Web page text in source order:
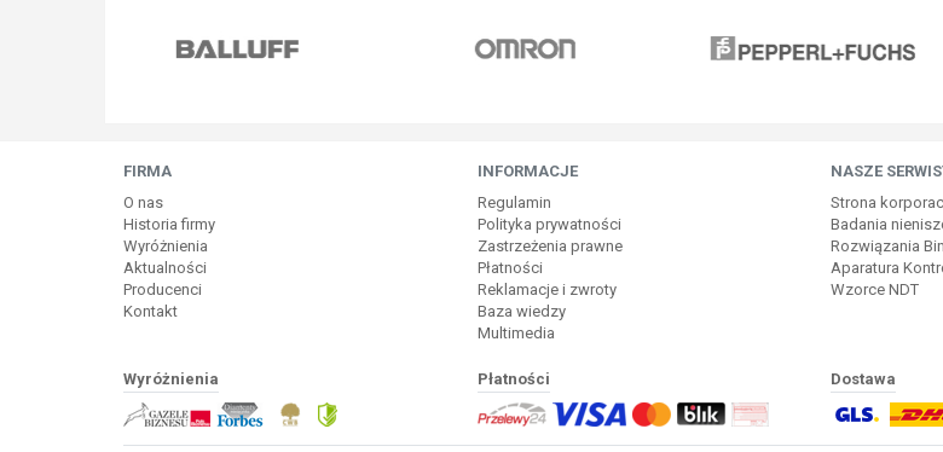
FIRMA
O nas
Historia firmy
Wyróżnienia
Aktualności
Producenci
Kontakt
INFORMACJE
Regulamin
Polityka prywatności
Zastrzeżenia prawne
Płatności
Reklamacje i zwroty
Baza wiedzy
Multimedia
NASZE
Strona
Badania
Rozwiązania
Aparatura
Wzorce NDT
Wyróżnienia Płatności Dostawa